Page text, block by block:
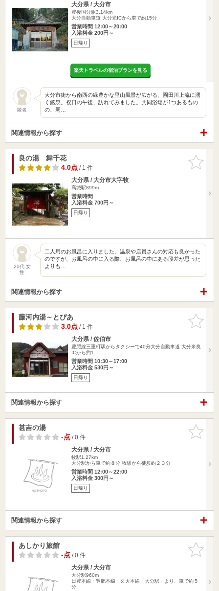
大分県 / 大分市
豊後国分駅3.14km
大分自動車道 大分光ICから車で約15分
営業時間 12:00～20:00
入浴料金 200円～
日帰り
楽天トラベルの宿泊プランを見る
匿名
大分市街から南西の緑豊かな里山風景が広がる、園田川上流に湧
く鉱泉。祝日の午後、訪れてみました。共同浴場が1つあるもの
の、周…
関連情報から探す
お気に入
りに追加
良の湯 舞千花
4.0点/ 1 件
大分県 / 大分市大字牧
高城駅899m
営業時間
入浴料金 700円～
日帰り
20代 女
性
二人用のお風呂に入りました。温泉や店員さんの対応も良かった
のですが、お風呂の中に入る際、お風呂の中にある段差が思った
よりも…
関連情報から探す
お気に入
りに追加
藤河内湯～とぴあ
3.0点/ 1 件
大分県 / 佐伯市
豊肥線三重町駅からタクシーで40分大分自動車道 大分米良
ICから約1…
営業時間 10:30～17:00
入浴料金 530円～
日帰り
関連情報から探す
お気に入
りに追加
甚吉の湯
-点/ 0 件
大分県 / 大分市
牧駅1.27km
大分駅から車で約８分 牧駅から徒歩約２３分
営業時間 12:00～22:00
入浴料金 300円～
日帰り
関連情報から探す
お気に入
りに追加
あしかり旅館
-点/ 0 件
大分県 / 大分市
大分駅960m
日豊本線・豊肥本線・久大本線「大分駅」より、車で約５
分